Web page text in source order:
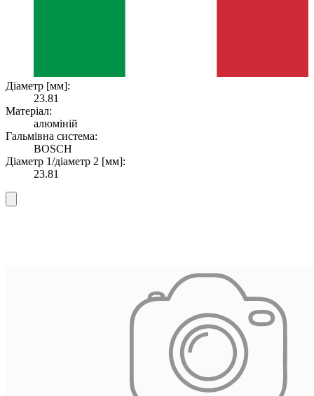
Діаметр [мм]:
23.81
Матеріал:
алюміній
Гальмівна система:
BOSCH
Діаметр 1/діаметр 2 [мм]:
23.81